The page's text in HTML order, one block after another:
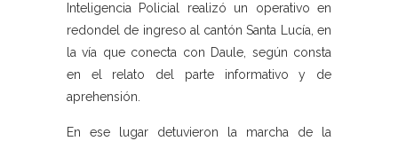
Inteligencia Policial realizó un operativo en
redondel de ingreso al cantón Santa Lucía, en
la vía que conecta con Daule, según consta
en el relato del parte informativo y de
aprehensión.
En ese lugar detuvieron la marcha de la